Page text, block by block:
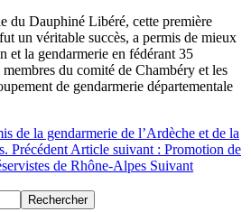
du Dauphiné Libéré, cette première
un véritable succès, a permis de mieux
et la gendarmerie en fédérant 35
du comité de Chambéry et les
de gendarmerie départementale
de la gendarmerie de l’Ardèche et de la
Précédent Article suivant : Promotion de
de Rhône-Alpes Suivant
Rechercher